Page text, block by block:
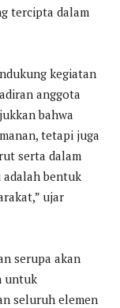
tercipta dalam
kegiatan
anggota
bahwa
tetapi juga
serta dalam
bentuk
ujar
serupa akan
untuk
seluruh elemen